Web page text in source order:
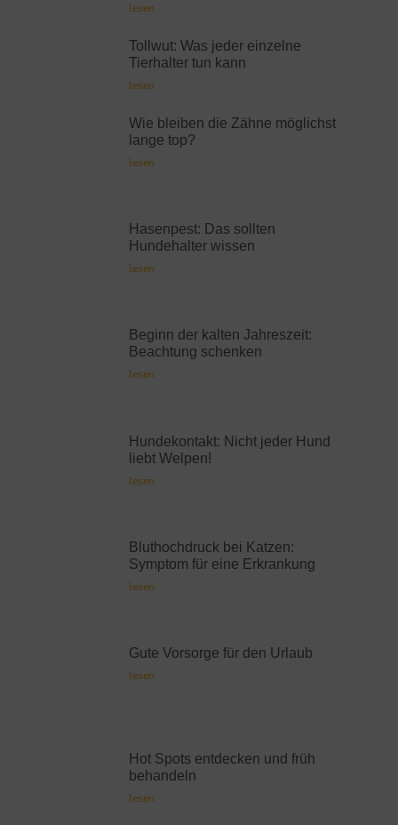
lesen
Tollwut: Was jeder einzelne
Tierhalter tun kann
lesen
Wie bleiben die Zähne möglichst
lange top?
lesen
Hasenpest: Das sollten
Hundehalter wissen
lesen
Beginn der kalten Jahreszeit:
Beachtung schenken
lesen
Hundekontakt: Nicht jeder Hund
liebt Welpen!
lesen
Bluthochdruck bei Katzen:
Symptom für eine Erkrankung
lesen
Gute Vorsorge für den Urlaub
lesen
Hot Spots entdecken und früh
behandeln
lesen